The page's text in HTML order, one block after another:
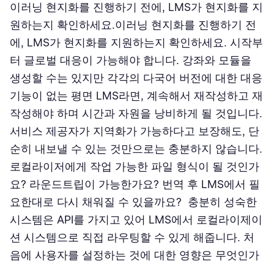
이러닝 현지화를 진행하기 전에, LMS가 현지화를 지
원하는지 확인하세요.이러닝 현지화를 진행하기 전
에, LMS가 현지화를 지원하는지 확인하세요. 시작부
터 글로벌 대응이 가능해야 합니다. 강좌와 모듈을
생성할 수는 있지만 각각의 다국어 버전에 대한 대응
기능이 없는 평면 LMS라면, 계속해서 재작성하고 재
작성해야 하며 시간과 자원을 낭비하게 될 것입니다.
서비스 제공자가 지역화가 가능하다고 보장해도, 단
순히 내보낼 수 있는 것만으로는 충분하지 않습니다.
로컬라이저에게 작업 가능한 파일 형식이 될 것인가
요? 라운드트립이 가능한가요? 번역 후 LMS에서 필
요한대로 다시 채워질 수 있을까요? 충분히 성숙한
시스템은 API를 가지고 있어 LMS에서 로컬라이제이
션 시스템으로 직접 라우팅할 수 있게 해줍니다. 처
음에 사용자를 설정하는 것에 대한 영향은 무엇인가